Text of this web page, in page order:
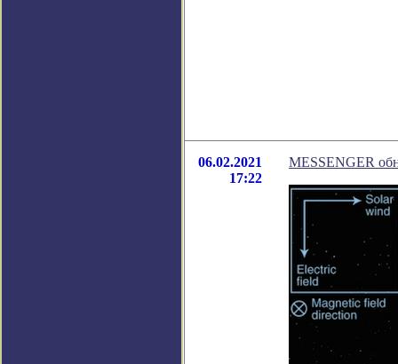
06.02.2021
17:22
MESSENGER